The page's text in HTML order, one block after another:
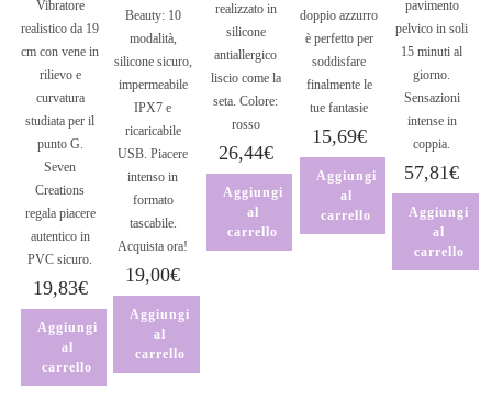
Vibratore
realistico da 19
cm con vene in
rilievo e
curvatura
studiata per il
punto G.
Seven
Creations
regala piacere
autentico in
PVC sicuro.
19,83€
Aggiungi
al
carrello
Beauty: 10
modalità,
silicone sicuro,
impermeabile
IPX7 e
ricaricabile
USB. Piacere
intenso in
formato
tascabile.
Acquista ora!
19,00€
Aggiungi
al
carrello
realizzato in
silicone
antiallergico
liscio come la
seta. Colore:
rosso
26,44€
Aggiungi
al
carrello
doppio azzurro
è perfetto per
soddisfare
finalmente le
tue fantasie
15,69€
Aggiungi
al
carrello
pavimento
pelvico in soli
15 minuti al
giorno.
Sensazioni
intense in
coppia.
57,81€
Aggiungi
al
carrello